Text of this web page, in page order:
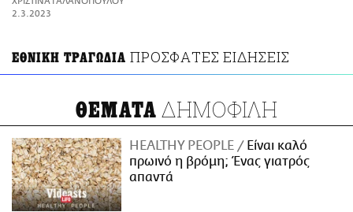
ΑΜΠΑ
2.3.2023
ΕΘΝΙΚΗ ΤΡΑΓΩΔΙΑ ΠΡΟΣΦΑΤΕΣ ΕΙΔΗΣΕΙΣ
ΘΕΜΑΤΑ ΔΗΜΟΦΙΛΗ
HEALTHY PEOPLE
Είναι καλό
πρωινό η βρόμη; Ένας γιατρός
απαντά